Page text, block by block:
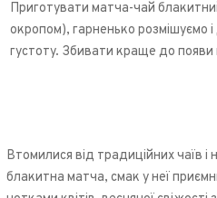
Приготувати матча-чай
окропом), гарненько розмішуємо
густоту. Збивати краще до появи
Втомилися від традиційних чаїв
блакитна матча, смак у неї